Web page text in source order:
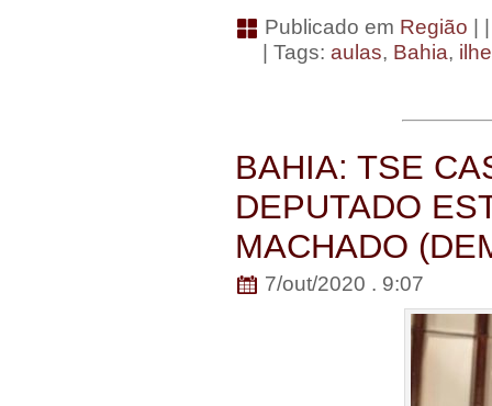
Publicado em Região |
| Tags: aulas, Bahia,
BAHIA: TSE
DEPUTADO
MACHADO
7/out/2020 . 9:07